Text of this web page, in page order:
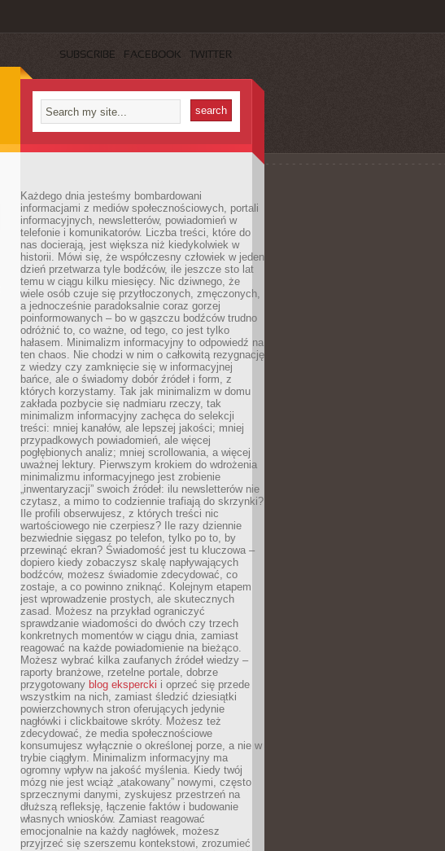
SUBSCRIBE FACEBOOK TWITTER
Każdego dnia jesteśmy bombardowani
informacjami z mediów społecznościowych, portali
informacyjnych, newsletterów, powiadomień w
telefonie i komunikatorów. Liczba treści, które do
nas docierają, jest większa niż kiedykolwiek w
historii. Mówi się, że współczesny człowiek w jeden
dzień przetwarza tyle bodźców, ile jeszcze sto lat
temu w ciągu kilku miesięcy. Nic dziwnego, że
wiele osób czuje się przytłoczonych, zmęczonych,
a jednocześnie paradoksalnie coraz gorzej
poinformowanych – bo w gąszczu bodźców trudno
odróżnić to, co ważne, od tego, co jest tylko
hałasem. Minimalizm informacyjny to odpowiedź na
ten chaos. Nie chodzi w nim o całkowitą rezygnację
z wiedzy czy zamknięcie się w informacyjnej
bańce, ale o świadomy dobór źródeł i form, z
których korzystamy. Tak jak minimalizm w domu
zakłada pozbycie się nadmiaru rzeczy, tak
minimalizm informacyjny zachęca do selekcji
treści: mniej kanałów, ale lepszej jakości; mniej
przypadkowych powiadomień, ale więcej
pogłębionych analiz; mniej scrollowania, a więcej
uważnej lektury. Pierwszym krokiem do wdrożenia
minimalizmu informacyjnego jest zrobienie
„inwentaryzacji” swoich źródeł: ilu newsletterów nie
czytasz, a mimo to codziennie trafiają do skrzynki?
Ile profili obserwujesz, z których treści nic
wartościowego nie czerpiesz? Ile razy dziennie
bezwiednie sięgasz po telefon, tylko po to, by
przewinąć ekran? Świadomość jest tu kluczowa –
dopiero kiedy zobaczysz skalę napływających
bodźców, możesz świadomie zdecydować, co
zostaje, a co powinno zniknąć. Kolejnym etapem
jest wprowadzenie prostych, ale skutecznych
zasad. Możesz na przykład ograniczyć
sprawdzanie wiadomości do dwóch czy trzech
konkretnych momentów w ciągu dnia, zamiast
reagować na każde powiadomienie na bieżąco.
Możesz wybrać kilka zaufanych źródeł wiedzy –
raporty branżowe, rzetelne portale, dobrze
przygotowany blog ekspercki i oprzeć się przede
wszystkim na nich, zamiast śledzić dziesiątki
powierzchownych stron oferujących jedynie
nagłówki i clickbaitowe skróty. Możesz też
zdecydować, że media społecznościowe
konsumujesz wyłącznie o określonej porze, a nie w
trybie ciągłym. Minimalizm informacyjny ma
ogromny wpływ na jakość myślenia. Kiedy twój
mózg nie jest wciąż „atakowany” nowymi, często
sprzecznymi danymi, zyskujesz przestrzeń na
dłuższą refleksję, łączenie faktów i budowanie
własnych wniosków. Zamiast reagować
emocjonalnie na każdy nagłówek, możesz
przyjrzeć się szerszemu kontekstowi, zrozumieć